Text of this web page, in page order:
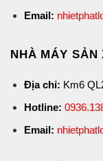
Email:
NHÀ MÁY SẢN
Địa chỉ: Km6
Hotline:
Email: